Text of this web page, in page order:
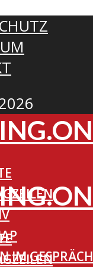
IM GESPRÄCH